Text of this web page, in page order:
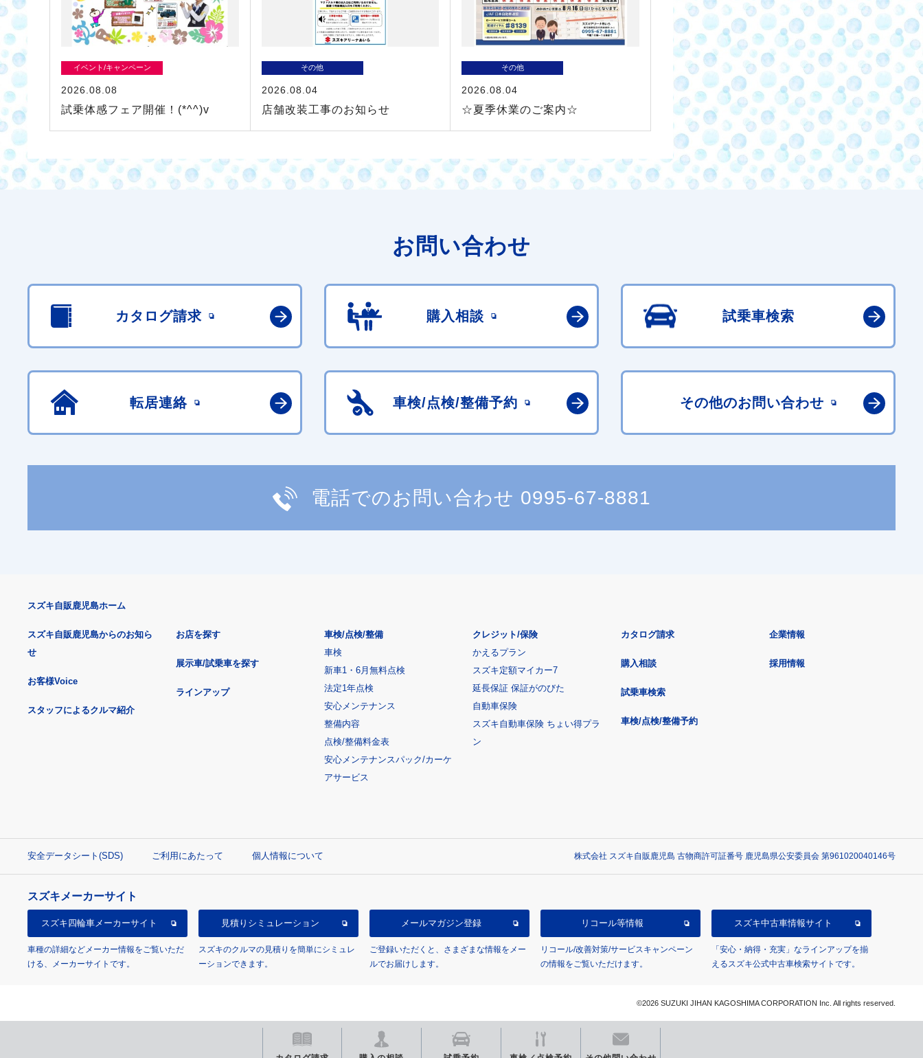
イベント/キャンペーン
2026.08.08
試乗体感フェア開催！(*^^)v
その他
2026.08.04
店舗改装工事のお知らせ
その他
2026.08.04
☆夏季休業のご案内☆
お問い合わせ
カタログ請求 購入相談 試乗車検索
転居連絡 車検/点検/整備予約 その他のお問い合わせ
電話でのお問い合わせ 0995-67-8881
スズキ自販鹿児島ホーム
スズキ自販鹿児島からのお知ら
せ
お客様Voice
スタッフによるクルマ紹介
お店を探す
展示車/試乗車を探す
ラインアップ
車検/点検/整備
車検
新車1・6月無料点検
法定1年点検
安心メンテナンス
整備内容
点検/整備料金表
安心メンテナンスパック/カーケ
アサービス
クレジット/保険
かえるプラン
スズキ定額マイカー7
延長保証 保証がのびた
自動車保険
スズキ自動車保険 ちょい得プラ
ン
カタログ請求
購入相談
試乗車検索
車検/点検/整備予約
企業情報
採用情報
安全データシート(SDS) ご利用にあたって 個人情報について 株式会社 スズキ自販鹿児島 古物商許可証番号 鹿児島県公安委員会 第961020040146号
スズキメーカーサイト
スズキ四輪車メーカーサイト
車種の詳細などメーカー情報をご覧いただ
ける、メーカーサイトです。
見積り シミュレーション
スズキのクルマの見積りを簡単にシミュレ
ーションできます。
メールマガジン登録
ご登録いただくと、さまざまな情報をメー
ルでお届けします。
リコール等情報
リコール/改善対策/サービスキャンペーン
の情報をご覧いただけます。
スズキ中古車情報サイト
「安心・納得・充実」なラインアップを揃
えるスズキ公式中古車検索サイトです。
©2026 SUZUKI JIHAN KAGOSHIMA CORPORATION Inc. All rights reserved.